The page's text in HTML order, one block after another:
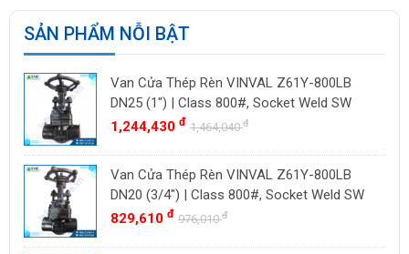
SIRCA
BESA
BAODI
TLV
ZENNER
DOUGLAS
LESER
VENN
Pháp
Ấn Độ
Indonesia
Malaysia
Đài Loan
Việt Nam
Thụy Sĩ
Ba Lan
SẢN PHẨM NỖI BẬT
Van Cửa Thép Rèn VINVAL Z61Y-800LB
DN25 (1") | Class 800#, Socket Weld SW
1,244,430 đ 1,464,040đ
Van Cửa Thép Rèn VINVAL Z61Y-800LB
DN20 (3/4") | Class 800#, Socket Weld SW
829,610 đ 976,010đ